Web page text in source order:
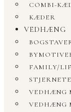
COMBI-
KÆDER
VEDHÆNG
FAMILY/
VEDHÆNG
VEDHÆNG